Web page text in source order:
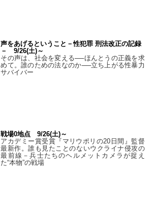
声をあげるということ－性犯罪 刑法改正の記録
－ 9/26(土)～
その声は、社会を変える──ほんとうの正義を求
めて。誰のための法なのか──立ち上がる性暴力
サバイバー
戦場0地点 9/26(土)～
アカデミー賞受賞『マリウポリの20日間』監督
最新作。誰も見たことのないウクライナ侵攻の
最前線－兵士たちのヘルメットカメラが捉え
た“本物”の戦場